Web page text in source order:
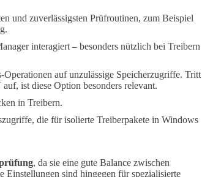
und zuverlässigsten Prüfroutinen, zum Beispiel
interagiert – besonders nützlich bei Treibern
auf unzulässige Speicherzugriffe. Tritt
auf, ist diese Option besonders relevant.
in Treibern.
die für isolierte Treiberpakete in Windows
, da sie eine gute Balance zwischen
Einstellungen sind hingegen für spezialisierte